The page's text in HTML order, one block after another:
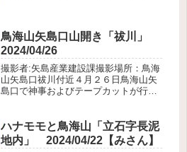
の生育状況は例年よりも宜...
鳥海山矢島口山開き「祓川」
2024/04/26
撮影者:矢島産業建設課撮影場所：鳥海
山矢島口祓川付近４月２６日鳥海山矢
島口で神事およびテープカットが行わ
の県境にある標高2,236メートルの山で
す。由利本荘市に位置する登山...
ハナモモと鳥海山「立石字長泥
地内」 2024/04/22【みさん】